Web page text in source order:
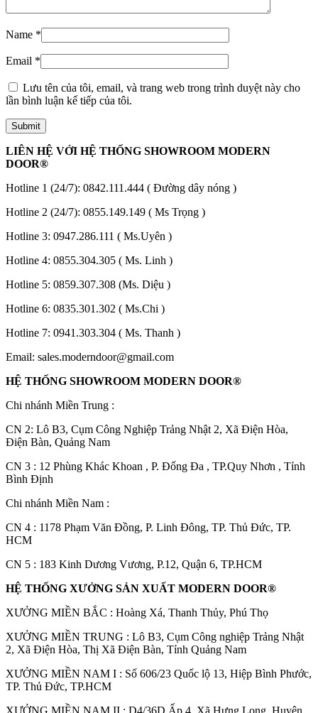
Giới thiệu CEO
Name *
Email *
Lưu tên của tôi, email, và trang web trong trình duyệt này cho
lần bình luận kế tiếp của tôi.
LIÊN HỆ VỚI HỆ THỐNG SHOWROOM MODERN
DOOR®
Hotline 1 (24/7): 0842.111.444 ( Đường dây nóng )
Hotline 2 (24/7): 0855.149.149 ( Ms Trọng )
Hotline 3: 0947.286.111 ( Ms.Uyên )
Hotline 4: 0855.304.305 ( Ms. Linh )
Hotline 5: 0859.307.308 (Ms. Diệu )
Hotline 6: 0835.301.302 ( Ms.Chi )
Hotline 7: 0941.303.304 ( Ms. Thanh )
Email: sales.moderndoor@gmail.com
HỆ THỐNG SHOWROOM MODERN DOOR®
Chi nhánh Miền Trung :
CN 2: Lô B3, Cụm Công Nghiệp Trảng Nhật 2, Xã Điện Hòa,
Điện Bàn, Quảng Nam
CN 3 : 12 Phùng Khác Khoan , P. Đống Đa , TP.Quy Nhơn , Tỉnh
Bình Định
Chi nhánh Miền Nam :
CN 4 : 1178 Phạm Văn Đồng, P. Linh Đông, TP. Thủ Đức, TP.
HCM
CN 5 : 183 Kinh Dương Vương, P.12, Quận 6, TP.HCM
HỆ THỐNG XƯỞNG SẢN XUẤT MODERN DOOR®
XƯỞNG MIỀN BẮC : Hoàng Xá, Thanh Thủy, Phú Thọ
XƯỞNG MIỀN TRUNG : Lô B3, Cụm Công nghiệp Trảng Nhật
2, Xã Điện Hòa, Thị Xã Điện Bàn, Tỉnh Quảng Nam
XƯỞNG MIỀN NAM I : Số 606/23 Quốc lộ 13, Hiệp Bình Phước,
TP. Thủ Đức, TP.HCM
XƯỞNG MIỀN NAM II : D4/36D Ấp 4, Xã Hưng Long, Huyện